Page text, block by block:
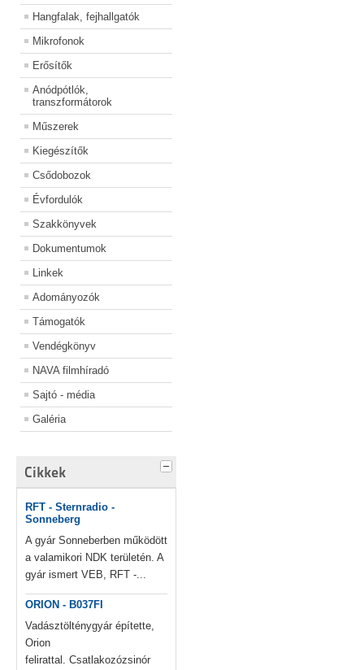
Hangfalak, fejhallgatók
Mikrofonok
Erősítők
Anódpótlók,
transzformátorok
Műszerek
Kiegészítők
Csődobozok
Évfordulók
Szakkönyvek
Dokumentumok
Linkek
Adományozók
Támogatók
Vendégkönyv
NAVA filmhíradó
Sajtó - média
Galéria
Cikkek
RFT - Sternradio -
Sonneberg
A gyár Sonneberben működött
a valamikori NDK területén. A
gyár ismert VEB, RFT -...
ORION - B037FI
Vadásztölténygyár építette,
Orion
felirattal. Csatlakozózsinór